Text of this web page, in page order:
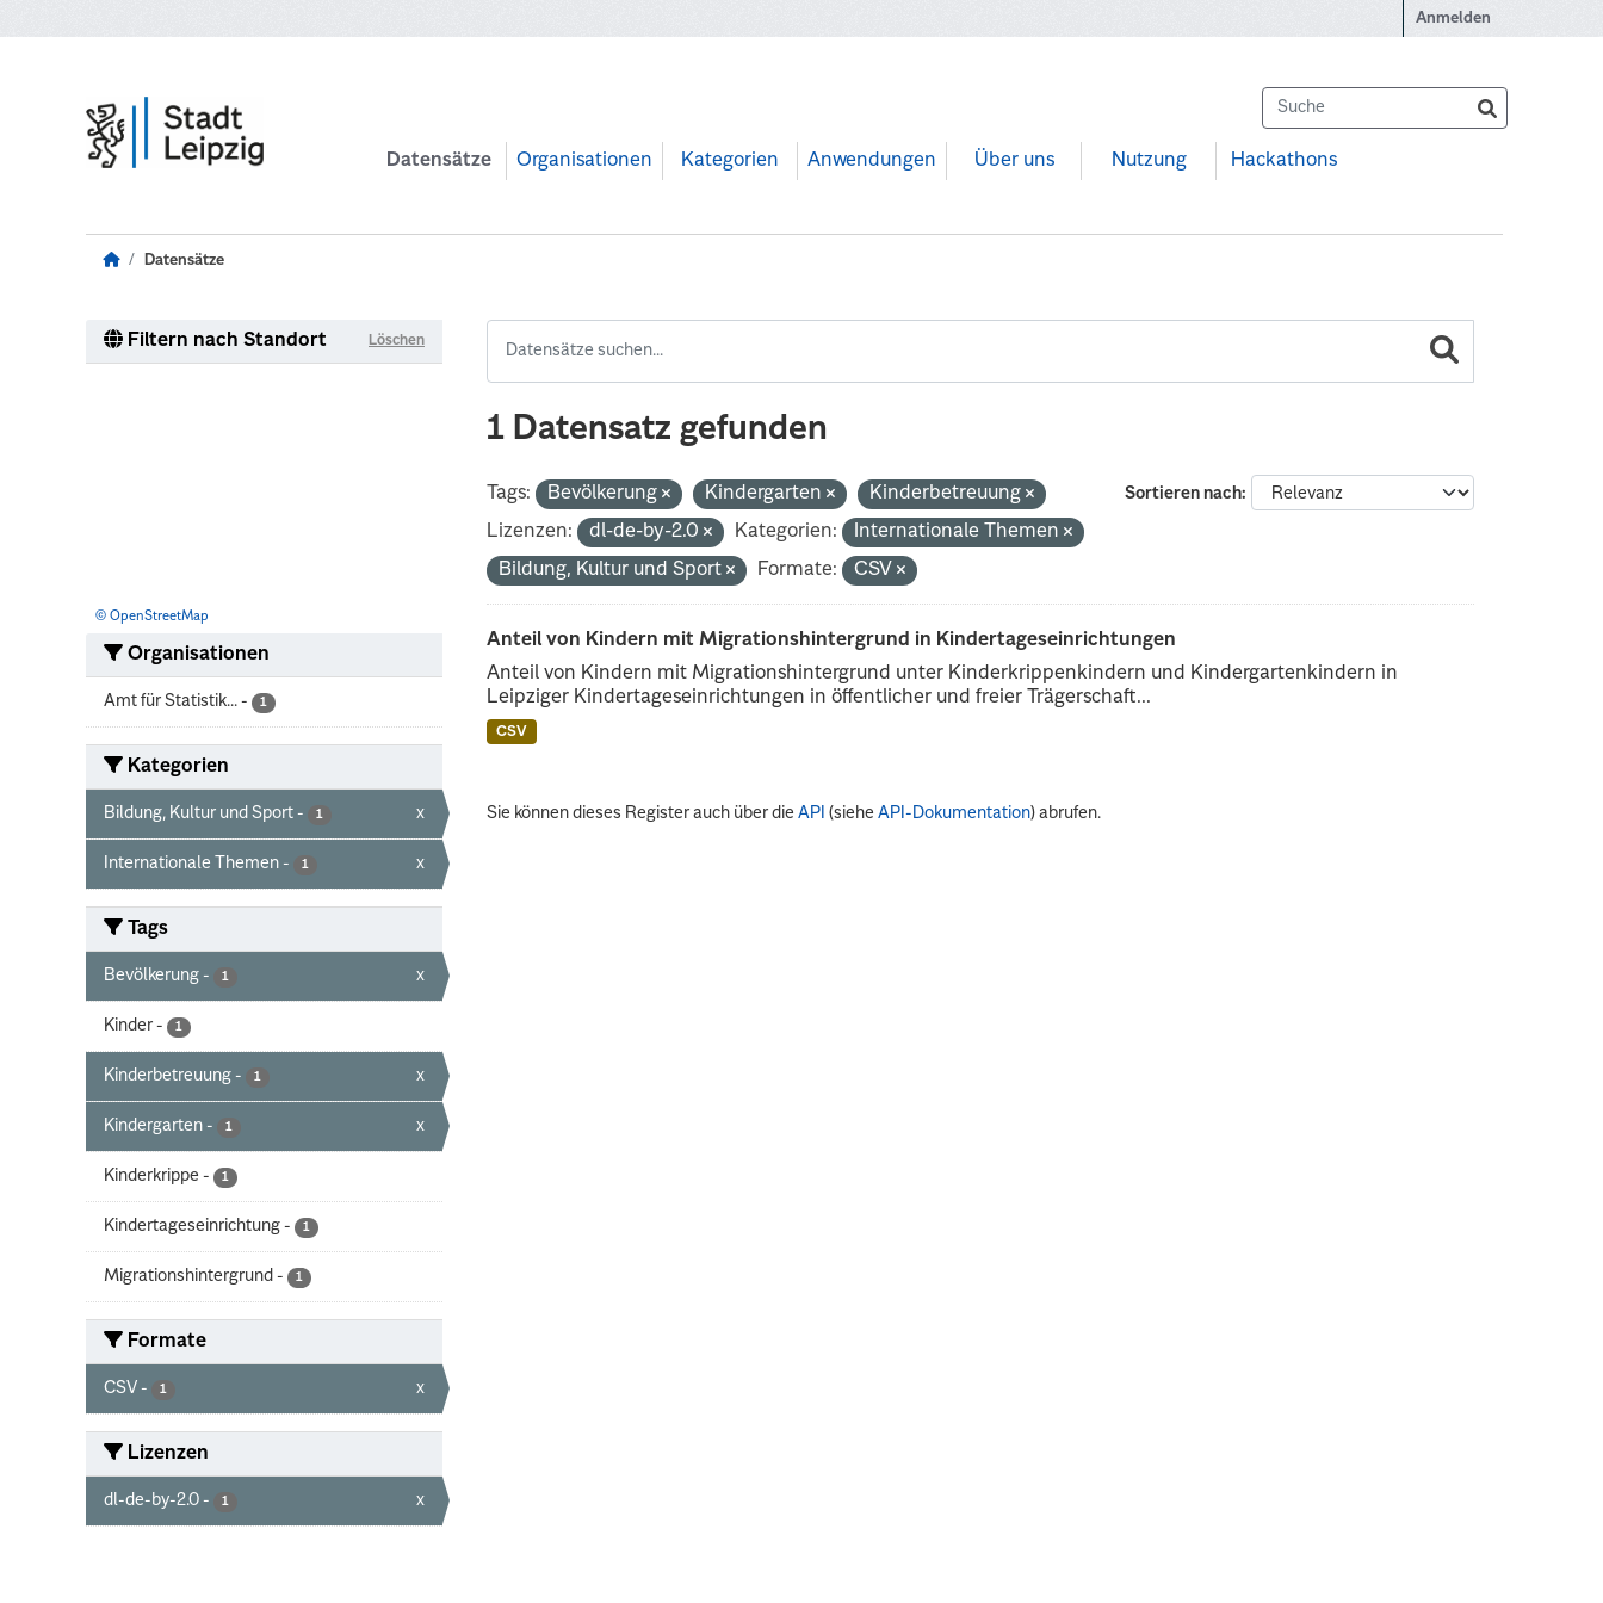
Anmelden
Datensätze Organisationen Kategorien Anwendungen Über uns Nutzung Hackathons
Datensätze
Filtern nach Standort Löschen
© OpenStreetMap
Organisationen
Amt für Statistik... - 1
Kategorien
Bildung, Kultur und Sport - 1 x
Internationale Themen - 1 x
Tags
Bevölkerung - 1 x
Kinder - 1
Kinderbetreuung - 1 x
Kindergarten - 1 x
Kinderkrippe - 1
Kindertageseinrichtung - 1
Migrationshintergrund - 1
Formate
CSV - 1 x
Lizenzen
dl-de-by-2.0 - 1 x
1 Datensatz gefunden
Sortieren nach
Tags: Bevölkerung Kindergarten
Kinderbetreuung
Lizenzen:
dl-de-by-2.0 Kategorien:
Internationale Themen
Bildung, Kultur und Sport
Formate: CSV
Anteil von Kindern mit Migrationshintergrund in Kindertageseinrichtungen
Anteil von Kindern mit Migrationshintergrund unter Kinderkrippenkindern und Kindergartenkindern in
Leipziger Kindertageseinrichtungen in öffentlicher und freier Trägerschaft...
CSV
Sie können dieses Register auch über dieAPI (sieheAPI-Dokumentation) abrufen.